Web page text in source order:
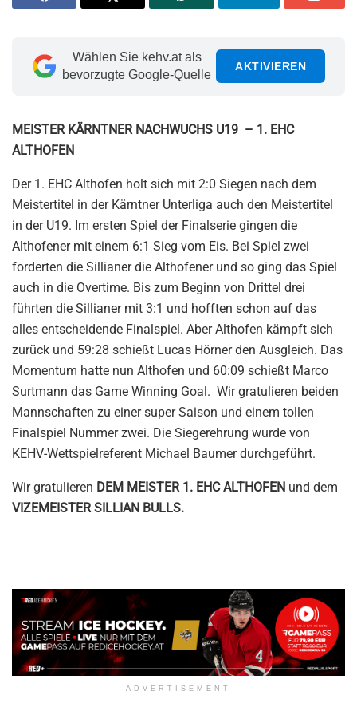
Wählen Sie kehv.at als
bevorzugte Google-Quelle
AKTIVIEREN
MEISTER KÄRNTNER NACHWUCHS U19 – 1. EHC
ALTHOFEN
Der 1. EHC Althofen holt sich mit 2:0 Siegen nach dem
Meistertitel in der Kärntner Unterliga auch den Meistertitel
in der U19. Im ersten Spiel der Finalserie gingen die
Althofener mit einem 6:1 Sieg vom Eis. Bei Spiel zwei
forderten die Sillianer die Althofener und so ging das Spiel
auch in die Overtime. Bis zum Beginn von Drittel drei
führten die Sillianer mit 3:1 und hofften schon auf das
alles entscheidende Finalspiel. Aber Althofen kämpft sich
zurück und 59:28 schießt Lucas Hörner den Ausgleich. Das
Momentum hatte nun Althofen und 60:09 schießt Marco
Surtmann das Game Winning Goal. Wir gratulieren beiden
Mannschaften zu einer super Saison und einem tollen
Finalspiel Nummer zwei. Die Siegerehrung wurde von
KEHV-Wettspielreferent Michael Baumer durchgeführt.
Wir gratulieren DEM MEISTER 1. EHC ALTHOFEN und dem
VIZEMEISTER SILLIAN BULLS.
ADVERTISEMENT